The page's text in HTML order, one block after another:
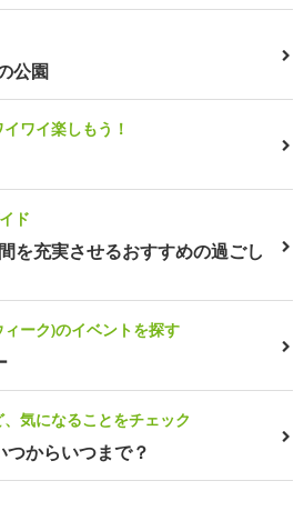
公園
ワイ楽しもう！
ド
を充実させるおすすめの過ごし
ーク)のイベントを探す
気になることをチェック
からいつまで？